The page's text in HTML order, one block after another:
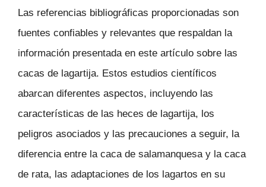
Las referencias bibliográficas proporcionadas son
fuentes confiables y relevantes que respaldan la
información presentada en este artículo sobre las
cacas de lagartija. Estos estudios científicos
abarcan diferentes aspectos, incluyendo las
características de las heces de lagartija, los
peligros asociados y las precauciones a seguir, la
diferencia entre la caca de salamanquesa y la caca
de rata, las adaptaciones de los lagartos en su